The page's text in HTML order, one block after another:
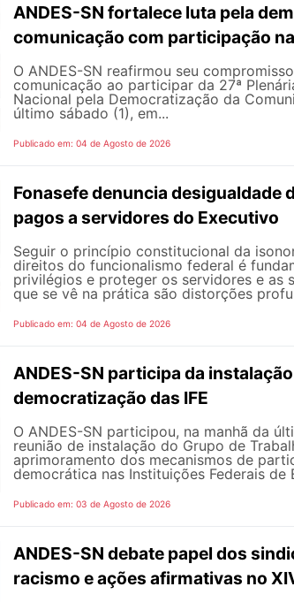
ANDES-SN fortalece luta pela
comunicação com participação na
O ANDES-SN reafirmou seu
comunicação ao participar da 27ª
Nacional pela Democratização da
último sábado (1), em...
Publicado em: 04 de Agosto de 2026
Fonasefe denuncia desigualdade
pagos a servidores do Executivo
Seguir o princípio constitucional da
direitos do funcionalismo federal é
privilégios e proteger os servidores e as
que se vê na prática são distorções
Publicado em: 04 de Agosto de 2026
ANDES-SN participa da
democratização das IFE
O ANDES-SN participou, na manhã da
reunião de instalação do Grupo de
aprimoramento dos mecanismos de
democrática nas Instituições Federais de
Publicado em: 03 de Agosto de 2026
ANDES-SN debate papel dos
racismo e ações afirmativas no